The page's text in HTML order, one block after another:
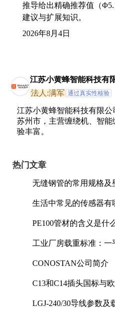
推导给出精确推荐值（
建议与扩展知识。
2026年8月4日
江苏小黄蜂智能科技有
法人:满军 通过真实性核验
江苏小黄蜂智能科技有限公
苏州市，主营缠绕机、智
验丰富。
热门文章
无缝钢管的常用规格及
生活中常见的传感器有
PE100管材的含义是什
工业厂房载重标准：
CONOSTAN公司简介
C13和C14插头国标与
LGJ-240/30导线参数及